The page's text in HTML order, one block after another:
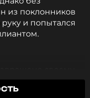
из поклонников
и попытался
своему
заметил и
что